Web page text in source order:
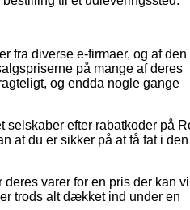
fra diverse e-firmaer, og af den
på mange af deres
og endda nogle gange
efter rabatkoder på
at du er sikker på at få fat i den
varer for en pris der kan
trods alt dækket ind under en